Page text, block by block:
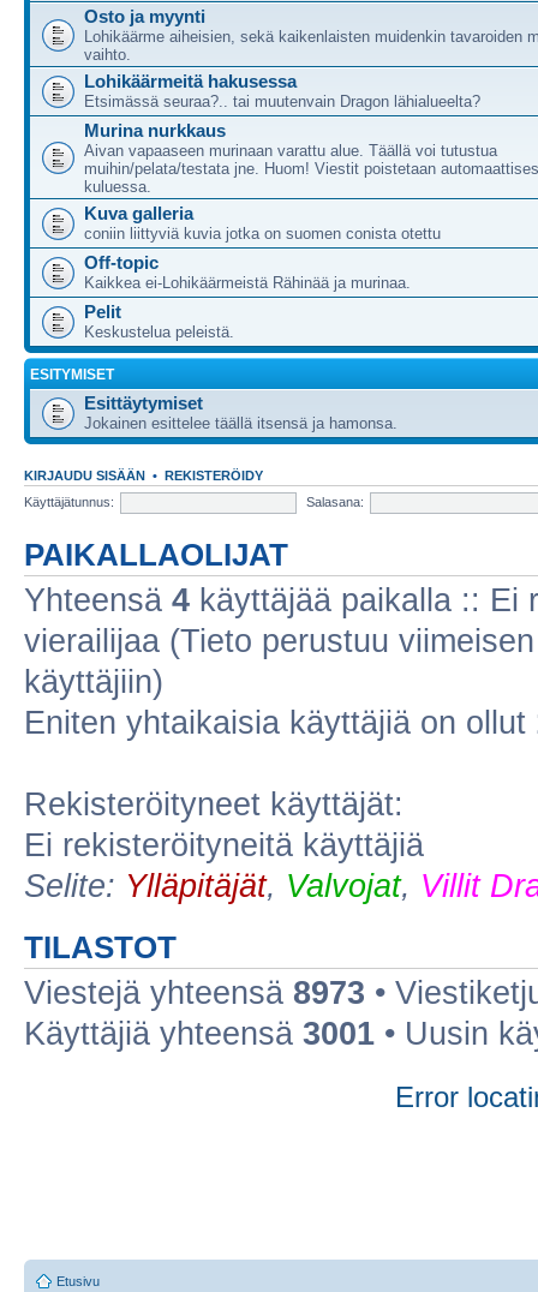
Osto ja myynti
Lohikäärme aiheisien, sekä kaikenlaisten muidenkin tavaroiden
vaihto.
Lohikäärmeitä hakusessa
Etsimässä seuraa?.. tai muutenvain Dragon lähialueelta?
Murina nurkkaus
Aivan vapaaseen murinaan varattu alue. Täällä voi tutustua
muihin/pelata/testata jne. Huom! Viestit poistetaan
kuluessa.
Kuva galleria
coniin liittyviä kuvia jotka on suomen conista otettu
Off-topic
Kaikkea ei-Lohikäärmeistä Rähinää ja murinaa.
Pelit
Keskustelua peleistä.
ESITYMISET
Esittäytymiset
Jokainen esittelee täällä itsensä ja hamonsa.
KIRJAUDU SISÄÄN • REKISTERÖIDY
Käyttäjätunnus:
Salasana:
PAIKALLAOLIJAT
Yhteensä 4 käyttäjää paikalla :: Ei
vierailijaa (Tieto perustuu
käyttäjiin)
Eniten yhtaikaisia käyttäjiä on ollut
Rekisteröityneet käyttäjät:
Ei rekisteröityneitä käyttäjiä
Selite: Ylläpitäjät, Valvojat, Villit
TILASTOT
Viestejä yhteensä 8973 •
Käyttäjiä yhteensä 3001 • Uusin
Error
Etusivu